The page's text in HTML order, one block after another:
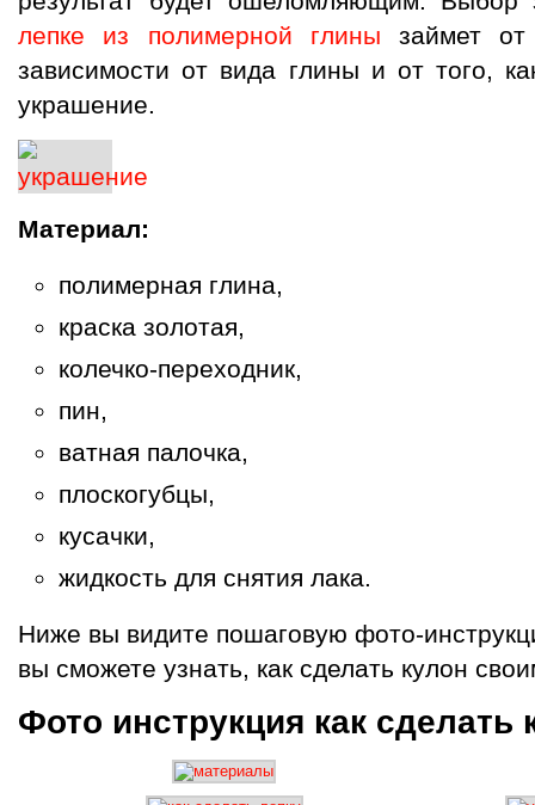
лепке из полимерной глины займет
зависимости от вида глины и от того,
украшение.
Материал:
полимерная глина,
краска золотая,
колечко-переходник,
пин,
ватная палочка,
плоскогубцы,
кусачки,
жидкость для снятия лака.
Ниже вы видите пошаговую фото-
вы сможете узнать, как сделать кулон
Фото инструкция как сделать